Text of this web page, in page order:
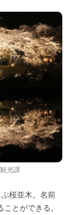
光課
桜並木。名前
とができる。